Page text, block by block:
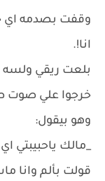
وقفت بصدمه اي
انا!.
بلعت ريقي ولسه
خرجوا علي صوت
وهو بيقول:
_مالك ياحبيبتي
قولت بألم وانا